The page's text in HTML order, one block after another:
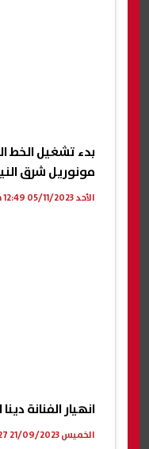
بدء تشغيل الخط
مونوريل شرق
الأحد 05/11/2023 12:49 م
انهيار الفنانة
الخميس 21/09/2023 06:27 م